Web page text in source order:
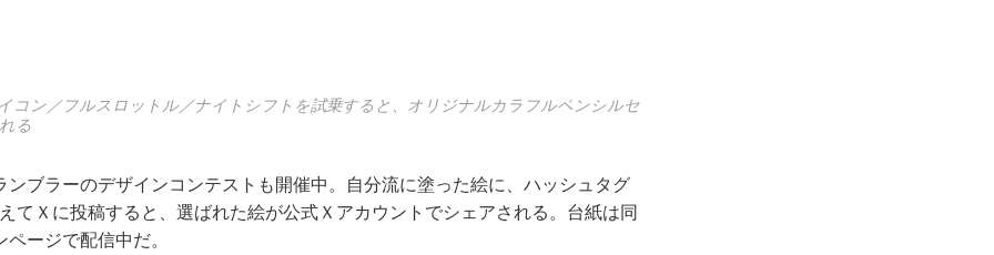
ン／フルスロットル／ナイトシフトを試乗すると、オリジナルカラフルペンシルセ
る
ンブラーのデザインコンテストも開催中。自分流に塗った絵に、ハッシュタグ
てＸに投稿すると、選ばれた絵が公式Ｘアカウントでシェアされる。台紙は同
ージで配信中だ。